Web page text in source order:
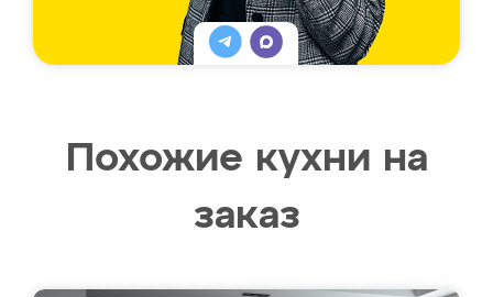
Похожие кухни на
заказ